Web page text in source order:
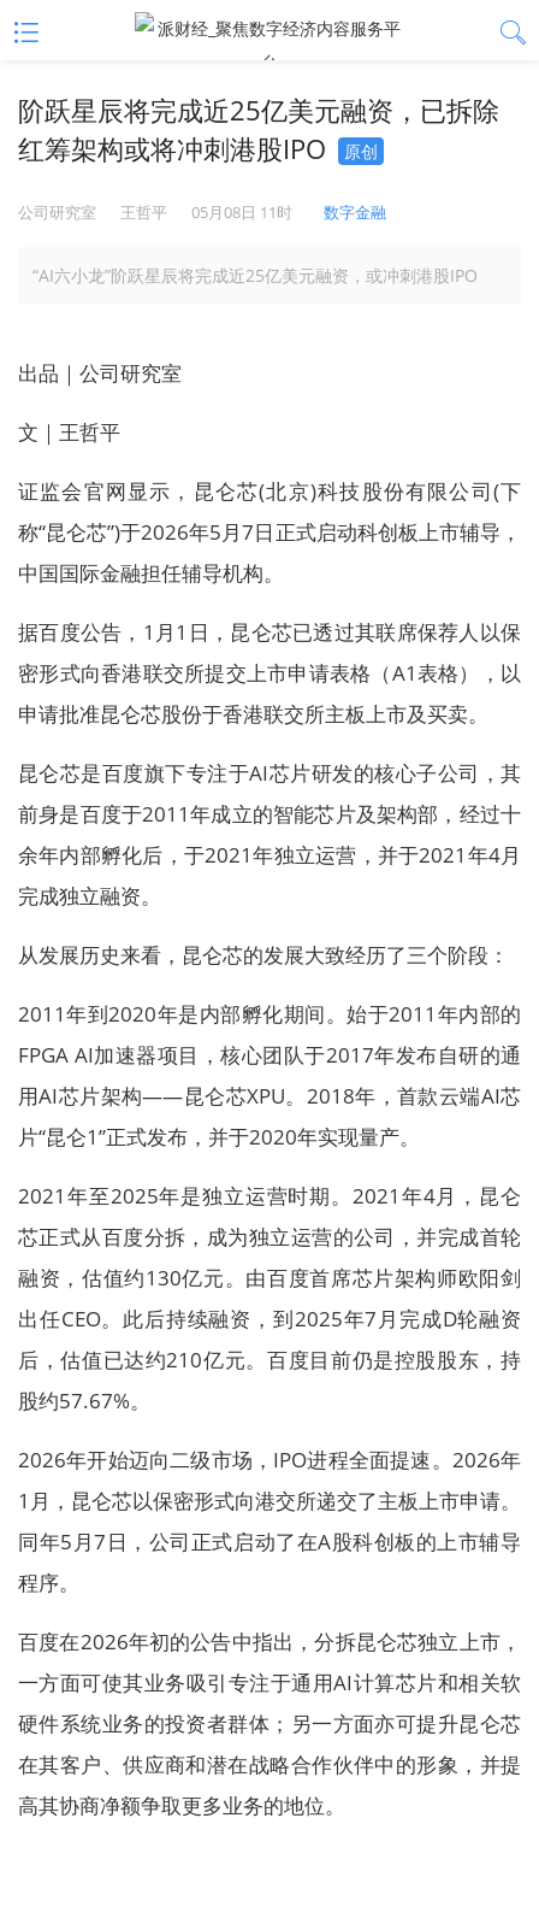
阶跃星辰将完成近25亿美元融资，已拆除
红筹架构或将冲刺港股IPO
原创
公司研究室 王哲平 05月08日 11时 数字金融
“AI六小龙”阶跃星辰将完成近25亿美元融资，或冲刺港股IPO
出品｜公司研究室
文｜王哲平
证监会官网显示，昆仑芯(北京)科技股份有限公司(下
称“昆仑芯”)于2026年5月7日正式启动科创板上市辅导，
中国国际金融担任辅导机构。
据百度公告，1月1日，昆仑芯已透过其联席保荐人以保
密形式向香港联交所提交上市申请表格（A1表格），以
申请批准昆仑芯股份于香港联交所主板上市及买卖。
昆仑芯是百度旗下专注于AI芯片研发的核心子公司，其
前身是百度于2011年成立的智能芯片及架构部，经过十
余年内部孵化后，于2021年独立运营，并于2021年4月
完成独立融资。
从发展历史来看，昆仑芯的发展大致经历了三个阶段：
2011年到2020年是内部孵化期间。始于2011年内部的
FPGA AI加速器项目，核心团队于2017年发布自研的通
用AI芯片架构——昆仑芯XPU。2018年，首款云端AI芯
片“昆仑1”正式发布，并于2020年实现量产。
2021年至2025年是独立运营时期。2021年4月，昆仑
芯正式从百度分拆，成为独立运营的公司，并完成首轮
融资，估值约130亿元。由百度首席芯片架构师欧阳剑
出任CEO。此后持续融资，到2025年7月完成D轮融资
后，估值已达约210亿元。百度目前仍是控股股东，持
股约57.67%。
2026年开始迈向二级市场，IPO进程全面提速。2026年
1月，昆仑芯以保密形式向港交所递交了主板上市申请。
同年5月7日，公司正式启动了在A股科创板的上市辅导
程序。
百度在2026年初的公告中指出，分拆昆仑芯独立上市，
一方面可使其业务吸引专注于通用AI计算芯片和相关软
硬件系统业务的投资者群体；另一方面亦可提升昆仑芯
在其客户、供应商和潜在战略合作伙伴中的形象，并提
高其协商净额争取更多业务的地位。